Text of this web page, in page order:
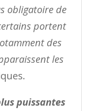
obligatoire de
portent
des
les
puissantes